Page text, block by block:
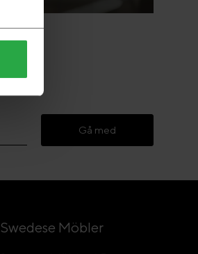
Gå med
Swedese Möbler